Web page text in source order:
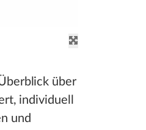
über
individuell
und